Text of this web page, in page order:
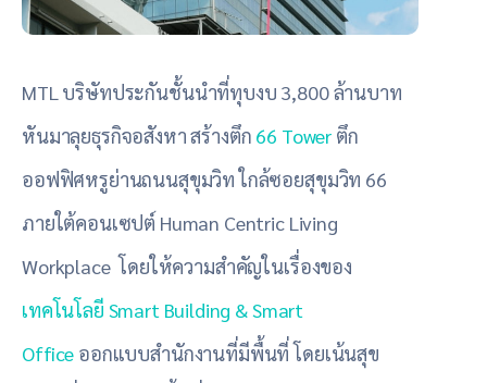
MTL บริษัทประกันชั้นนำที่ทุบงบ 3,800 ล้านบาท
หันมาลุยธุรกิจอสังหา สร้างตึก 66 Tower ตึก
ออฟฟิศหรูย่านถนนสุขุมวิท ใกล้ซอยสุขุมวิท 66
ภายใต้คอนเซปต์ Human Centric Living
Workplace โดยให้ความสำคัญในเรื่องของ
เทคโนโลยี Smart Building & Smart
Office ออกแบบสำนักงานที่มีพื้นที่ โดยเน้นสุข